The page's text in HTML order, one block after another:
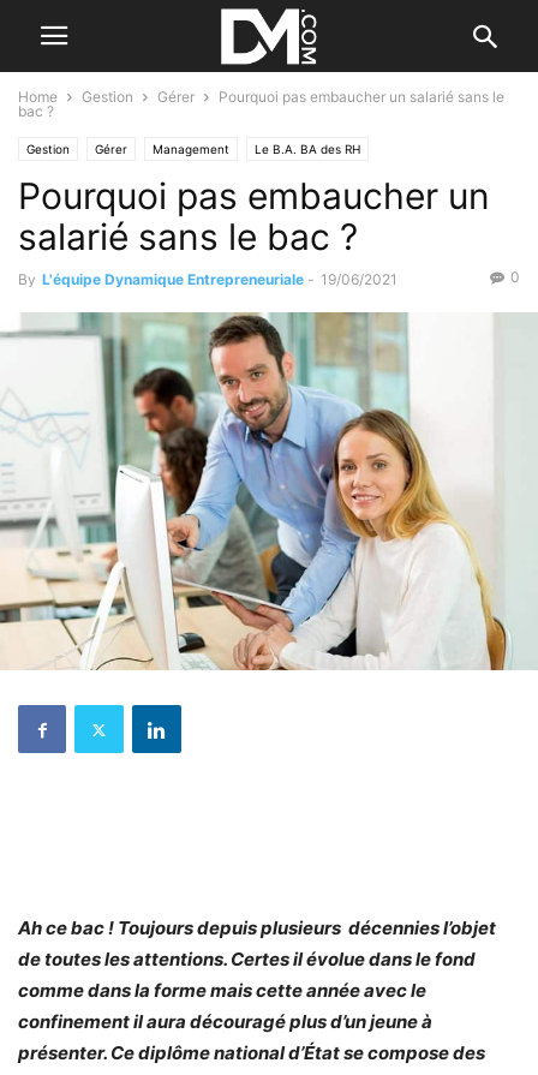
Home Gestion Gérer
Pourquoi pas embaucher un salarié sans le
bac ?
Gestion Gérer Management Le B.A. BA des RH
Pourquoi pas embaucher un
salarié sans le bac ?
By L'équipe Dynamique Entrepreneuriale - 19/06/2021 0
Ah ce bac ! Toujours depuis plusieurs décennies l’objet
de toutes les attentions. Certes il évolue dans le fond
comme dans la forme mais cette année avec le
confinement il aura découragé plus d’un jeune à
présenter. Ce diplôme national d’État se compose des